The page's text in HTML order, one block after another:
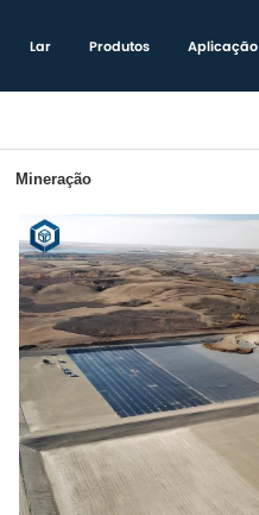
Lar Produtos Aplicação
Mineração